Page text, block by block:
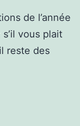
de l’année
vous plait
reste des